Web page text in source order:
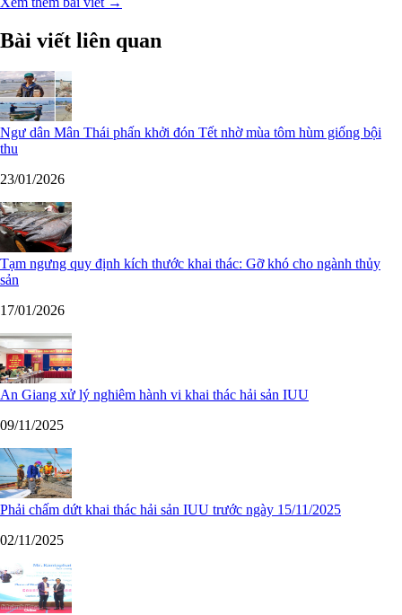
Bài viết liên quan
Ngư dân Mân Thái phấn khởi đón Tết nhờ mùa tôm hùm giống bội
thu
23/01/2026
Tạm ngưng quy định kích thước khai thác: Gỡ khó cho ngành thủy
sản
17/01/2026
An Giang xử lý nghiêm hành vi khai thác hải sản IUU
09/11/2025
Phải chấm dứt khai thác hải sản IUU trước ngày 15/11/2025
02/11/2025